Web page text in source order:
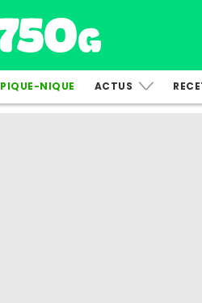
PIQUE-NIQUE ACTUS